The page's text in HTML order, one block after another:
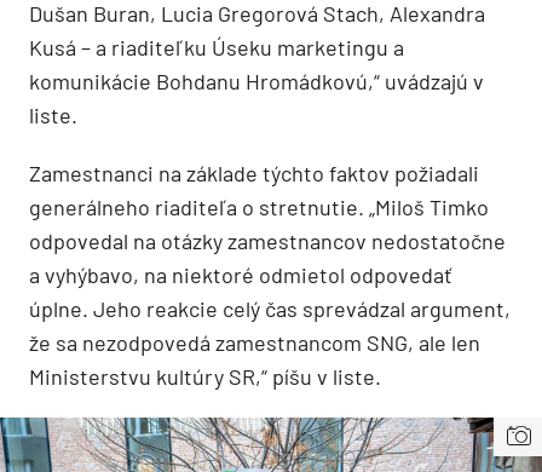
Dušan Buran, Lucia Gregorová Stach, Alexandra
Kusá – a riaditeľku Úseku marketingu a
komunikácie Bohdanu Hromádkovú,“ uvádzajú v
liste.
Zamestnanci na základe týchto faktov požiadali
generálneho riaditeľa o stretnutie. „Miloš Timko
odpovedal na otázky zamestnancov nedostatočne
a vyhýbavo, na niektoré odmietol odpovedať
úplne. Jeho reakcie celý čas sprevádzal argument,
že sa nezodpovedá zamestnancom SNG, ale len
Ministerstvu kultúry SR,“ píšu v liste.